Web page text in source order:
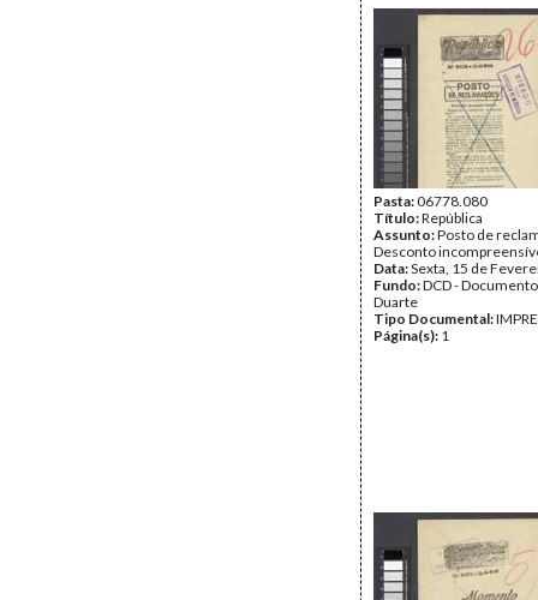
Pasta:06778.080
Título:República
Assunto:Posto de
Desconto
Data:Sexta, 15 de
Fundo:DCD -
Duarte
Tipo Documental:
Página(s): 1